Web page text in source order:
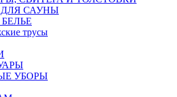
САУНЫ
трусы
УБОРЫ